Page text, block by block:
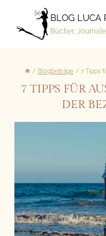
springen
BLOG LUCA
Bücher,
/ Blogbeiträge / 7 Tipps
7 TIPPS FÜR
DER